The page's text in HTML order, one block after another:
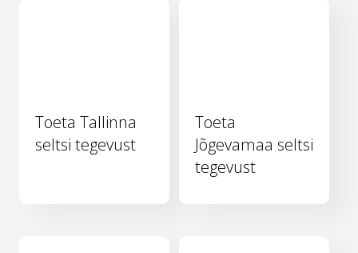
Toeta Tallinna
seltsi tegevust
Toeta
Jõgevamaa seltsi
tegevust